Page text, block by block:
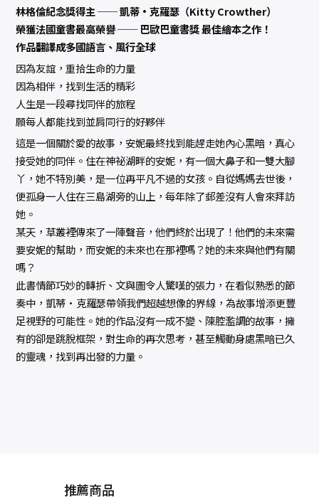
林格倫紀念獎得主 ── 凱蒂•克羅瑟（Kitty Crowther）
榮獲法國童書最高榮譽 ── 巴歐巴童書獎 最佳繪本之作！
作品翻譯成多國語言、風行全球
因為友誼，重拾生命的力量
因為相伴，找到生活的精彩
人生是一段尋找同伴的旅程
願每人都能找到並肩同行的好夥伴
這是一個關於愛的故事，安妮最終找到能趕走她內心黑暗，真心
接受她的同伴。住在神祕湖畔的安妮，有一個大鼻子和一雙大腳
丫，她不特別美，是一位再平凡不過的女孩。自從媽媽去世後，
便孤身一人住在三島湖旁的山上，每年除了郵差沒有人會來拜訪
她。
某天，草叢裡傳來了一陣聲音，他們終於出現了！他們的未來需
要安妮的幫助，而安妮的未來也在那裡嗎？她的未來與他們有關
嗎？
此書情節巧妙的轉折、文與圖令人驚嘆的張力，在看似熟悉的節
奏中，凱蒂•克羅瑟帶領我們超越想像的界線，為故事增添更豐
足視野的可能性。她的作品沒有一成不變、陳腔濫調的故事，擁
有的卻是跳脫框架，對生命的再次思考，甚至觸動身處黑暗已久
的靈魂，找到再出發的力量。
推薦商品